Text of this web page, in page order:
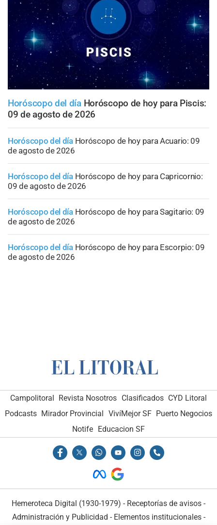
Horóscopo del día Horóscopo de hoy para Piscis:
09 de agosto de 2026
Horóscopo del día Horóscopo de hoy para Acuario: 09
de agosto de 2026
Horóscopo del día Horóscopo de hoy para Capricornio:
09 de agosto de 2026
Horóscopo del día Horóscopo de hoy para Sagitario: 09
de agosto de 2026
Horóscopo del día Horóscopo de hoy para Escorpio: 09
de agosto de 2026
Campolitoral Revista Nosotros Clasificados CYD Litoral
Podcasts Mirador Provincial VivíMejor SF Puerto Negocios
Notife Educacion SF
Hemeroteca Digital (1930-1979) - Receptorías de avisos -
Administración y Publicidad - Elementos institucionales-